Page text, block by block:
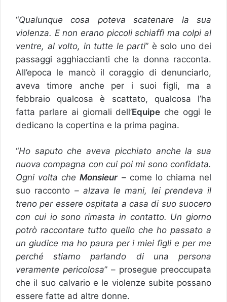
“Qualunque cosa poteva scatenare la sua
violenza. E non erano piccoli schiaffi ma colpi al
ventre, al volto, in tutte le parti” è solo uno dei
passaggi agghiaccianti che la donna racconta.
All’epoca le mancò il coraggio di denunciarlo,
aveva timore anche per i suoi figli, ma a
febbraio qualcosa è scattato, qualcosa l’ha
fatta parlare ai giornali dell’Equipe che oggi le
dedicano la copertina e la prima pagina.
“Ho saputo che aveva picchiato anche la sua
nuova compagna con cui poi mi sono confidata.
Ogni volta cheMonsieur – come lo chiama nel
suo racconto – alzava le mani, lei prendeva il
treno per essere ospitata a casa di suo suocero
con cui io sono rimasta in contatto. Un giorno
potrò raccontare tutto quello che ho passato a
un giudice ma ho paura per i miei figli e per me
perché stiamo parlando di una persona
veramente pericolosa” – prosegue preoccupata
che il suo calvario e le violenze subite possano
essere fatte ad altre donne.